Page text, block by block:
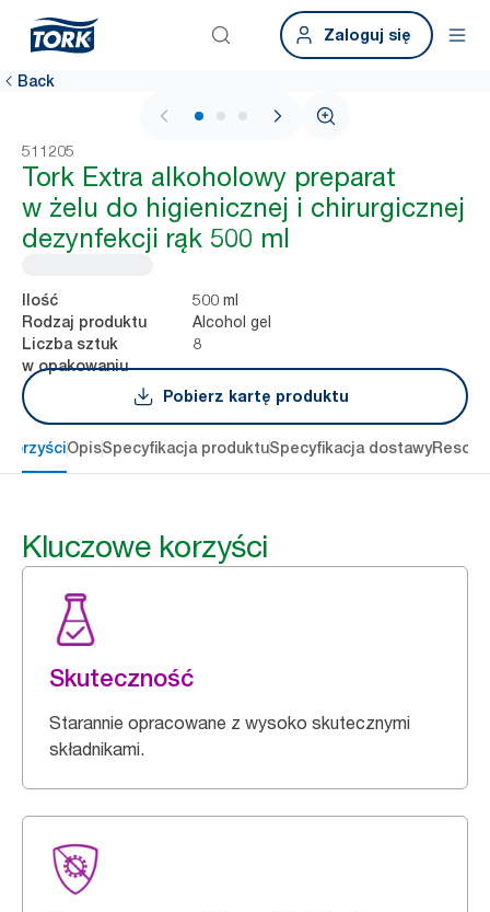
Zaloguj się
Back
1 / 3
511205
Tork Extra alkoholowy preparat
w żelu do higienicznej i chirurgicznej
dezynfekcji rąk 500 ml
Ilość 500 ml
Rodzaj produktu Alcohol gel
Liczba sztuk
w opakowaniu
8
Pobierz kartę produktu
korzyściOpisSpecyfikacja produktuSpecyfikacja dostawy
Kluczowe korzyści
Skuteczność
Starannie opracowane z wysoko skutecznymi
składnikami.